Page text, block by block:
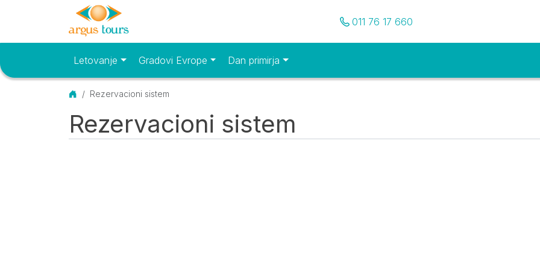
Pozovite nas
011 76 17 660
Osnovni meniLetovanje Gradovi Evrope Dan primirja
Početna
Rezervacioni sistem
Rezervacioni sistem